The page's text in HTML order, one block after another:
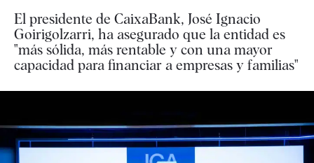
El presidente de CaixaBank, José Ignacio
Goirigolzarri, ha asegurado que la entidad es
"más sólida, más rentable y con una mayor
capacidad para financiar a empresas y familias"